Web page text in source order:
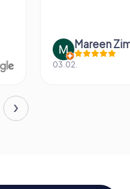
Mareen
03.02.